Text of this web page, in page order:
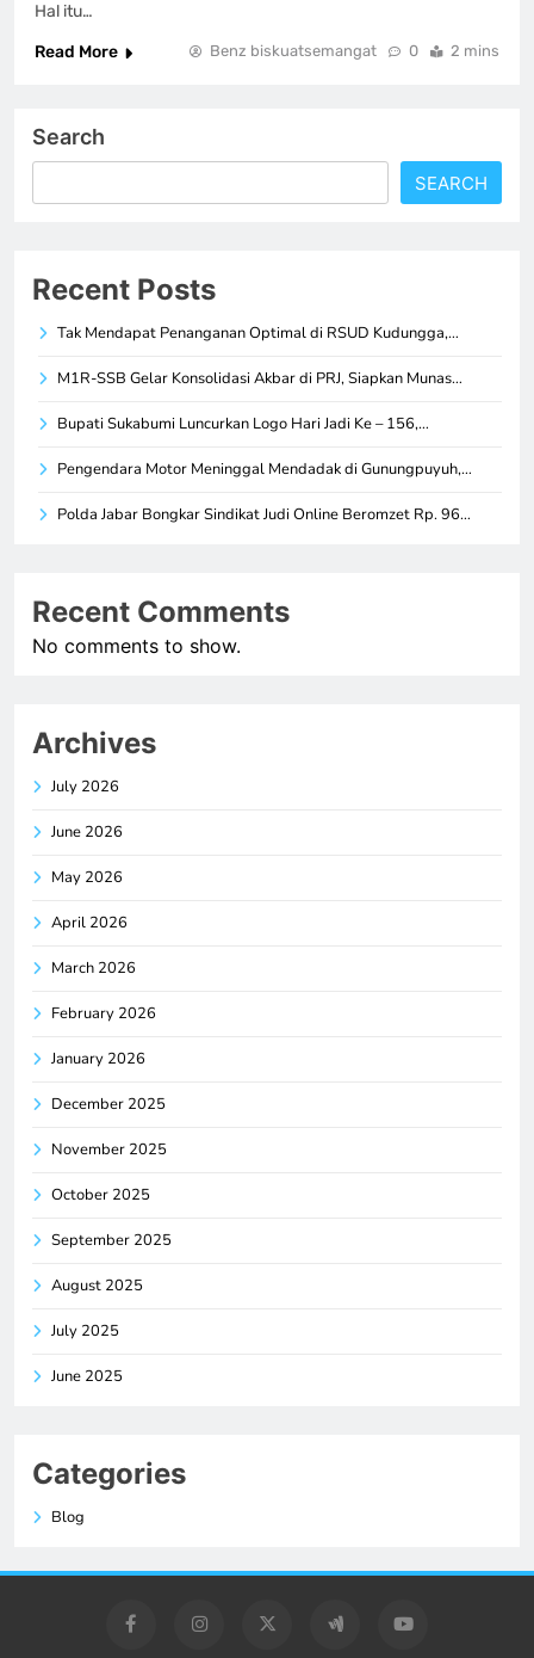
Hal itu…
Read More
Benz biskuatsemangat 0 2 mins
Search
SEARCH
Recent Posts
Tak Mendapat Penanganan Optimal di RSUD Kudungga,…
M1R-SSB Gelar Konsolidasi Akbar di PRJ, Siapkan Munas…
Bupati Sukabumi Luncurkan Logo Hari Jadi Ke – 156,…
Pengendara Motor Meninggal Mendadak di Gunungpuyuh,…
Polda Jabar Bongkar Sindikat Judi Online Beromzet Rp. 96…
Recent Comments
No comments to show.
Archives
July 2026
June 2026
May 2026
April 2026
March 2026
February 2026
January 2026
December 2025
November 2025
October 2025
September 2025
August 2025
July 2025
June 2025
Categories
Blog